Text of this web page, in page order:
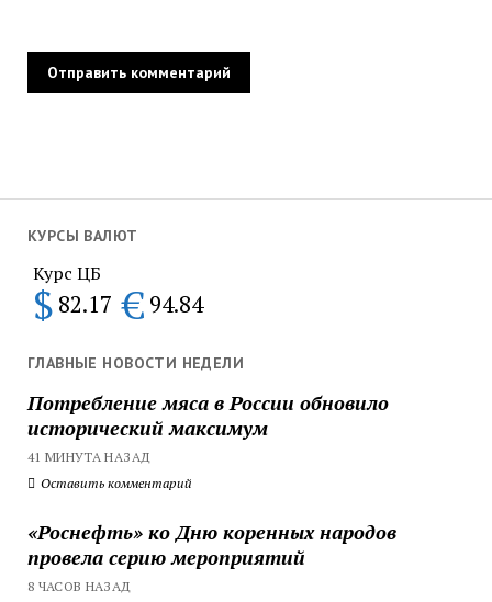
КУРСЫ ВАЛЮТ
Курс ЦБ
$ 82.17 € 94.84
ГЛАВНЫЕ НОВОСТИ НЕДЕЛИ
Потребление мяса в России обновило
исторический максимум
41 МИНУТА НАЗАД
Оставить комментарий
«Роснефть» ко Дню коренных народов
провела серию мероприятий
8 ЧАСОВ НАЗАД